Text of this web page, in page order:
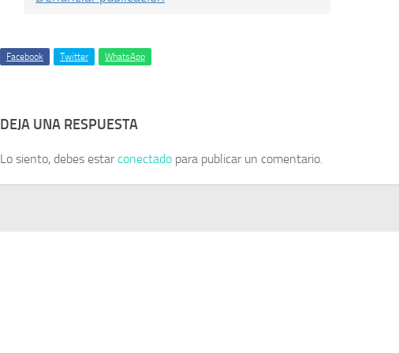
Facebook Twitter WhatsApp
DEJA UNA RESPUESTA
Lo siento, debes estarconectado para publicar un comentario.